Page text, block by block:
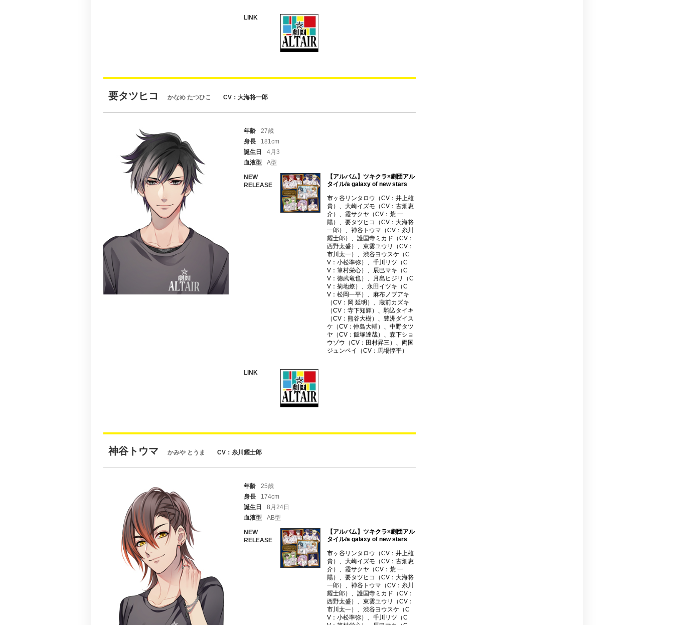
LINK
要タツヒコ かなめ たつひこ CV：大海将一郎
年齢
27歳
身長
181cm
誕生日
4月3
血液型
A型
NEW
RELEASE
【アルバム】ツキクラ×劇団アル
タイル/a galaxy of new stars
市ヶ谷リンタロウ（CV：井上雄
貴）、大崎イズモ（CV：古畑恵
介）、霞サクヤ（CV：荒 一
陽）、要タツヒコ（CV：大海将
一郎）、神谷トウマ（CV：糸川
耀士郎）、護国寺ミカド（CV：
西野太盛）、東雲ユウリ（CV：
市川太一）、渋谷ヨウスケ（C
V：小松準弥）、千川リツ（C
V：筆村栄心）、辰巳マキ（C
V：徳武竜也）、月島ヒジリ（C
V：菊地燎）、永田イツキ（C
V：松岡一平）、麻布ノブアキ
（CV：岡 延明）、蔵前カズキ
（CV：寺下知輝）、駒込タイキ
（CV：熊谷大樹）、豊洲ダイス
ケ（CV：仲島大輔）、中野タツ
ヤ（CV：飯塚達哉）、森下ショ
ウゾウ（CV：田村昇三）、両国
ジュンペイ（CV：馬場惇平）
LINK
神谷トウマ かみや とうま CV：糸川耀士郎
年齢
25歳
身長
174cm
誕生日
8月24日
血液型
AB型
NEW
RELEASE
【アルバム】ツキクラ×劇団アル
タイル/a galaxy of new stars
市ヶ谷リンタロウ（CV：井上雄
貴）、大崎イズモ（CV：古畑恵
介）、霞サクヤ（CV：荒 一
陽）、要タツヒコ（CV：大海将
一郎）、神谷トウマ（CV：糸川
耀士郎）、護国寺ミカド（CV：
西野太盛）、東雲ユウリ（CV：
市川太一）、渋谷ヨウスケ（C
V：小松準弥）、千川リツ（C